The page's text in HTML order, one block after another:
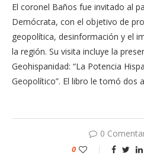
El coronel Baños fue invitado al
Demócrata, con el objetivo de
geopolítica, desinformación y el
la región. Su visita incluye la
Geohispanidad: “La Potencia
Geopolítico”. El libro le tomó dos
0
0